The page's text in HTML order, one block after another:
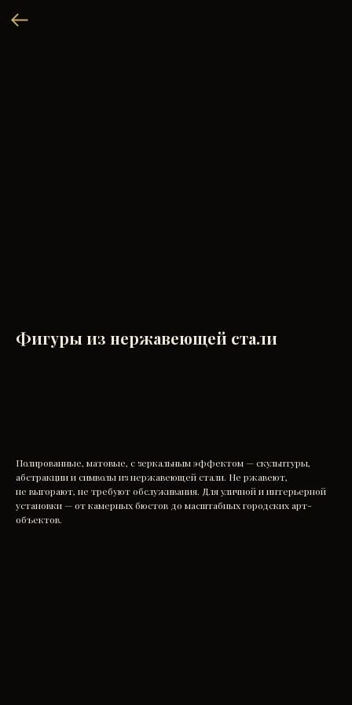
Фигуры из нержавеющей стали
Полированные, матовые, с зеркальным эффектом — скульптуры,
абстракции и символы из нержавеющей стали. Не ржавеют,
не выгорают, не требуют обслуживания. Для уличной и интерьерной
установки — от камерных бюстов до масштабных городских арт-
объектов.